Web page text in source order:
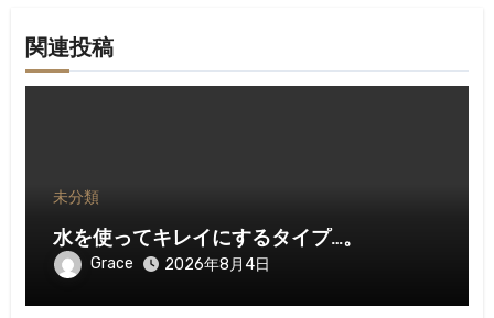
関連投稿
未分類
水を使ってキレイにするタイプ…。
Grace 2026年8月4日